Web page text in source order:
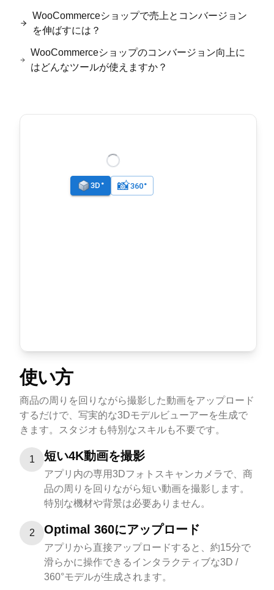
WooCommerceショップで売上とコンバージョン
を伸ばすには？
WooCommerceショップのコンバージョン向上に
はどんなツールが使えますか？
使い方
商品の周りを回りながら撮影した動画をアップロード
するだけで、写実的な3Dモデルビューアーを生成で
きます。スタジオも特別なスキルも不要です。
1 短い4K動画を撮影
アプリ内の専用3Dフォトスキャンカメラで、商
品の周りを回りながら短い動画を撮影します。
特別な機材や背景は必要ありません。
2 Optimal 360にアップロード
アプリから直接アップロードすると、約15分で
滑らかに操作できるインタラクティブな3D /
360°モデルが生成されます。